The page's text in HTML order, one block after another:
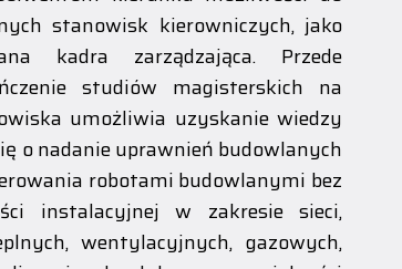
stanowisk kierowniczych, jako
kadra zarządzająca. Przede
studiów magisterskich na
umożliwia uzyskanie wiedzy
o nadanie uprawnień budowlanych
robotami budowlanymi bez
instalacyjnej w zakresie sieci,
wentylacyjnych, gazowych,